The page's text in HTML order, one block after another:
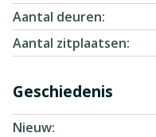
Aantal deuren
Aantal zitplaatsen
Geschiedenis
Nieuw